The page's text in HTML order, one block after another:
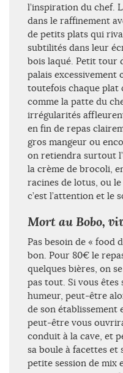
l’inspiration du chef.
dans le raffinement
de petits plats qui
subtilités dans leur
bois laqué. Petit tour
palais
toutefois chaque plat
comme la patte du
irrégularités
en fin de repas
gros mangeur ou
on retiendra surtout
la crème de brocoli,
racines de lotus, ou
c’est l’attention et le
Mort au Bobo,
Pas besoin de « food
bon. Pour 80€ le
quelques bières, on
pas tout. Si vous êtes
humeur, peut-être
de son établissement
peut-être vous
conduit à la cave, et
sa boule à facettes et
petite session de mix